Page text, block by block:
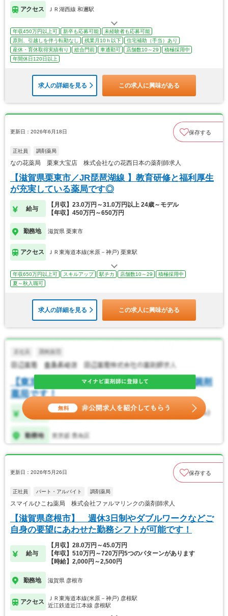
アクセス ＪＲ湖西線 和邇駅
年収450万円以上可 新卒も応募可能
未経験者も応募可能
原則、引越しを伴う転勤なし
残業月10ｈ以下
住宅補助（手当）あり
産休・育休取得実績有り
総合門前 車通勤可 店舗数10～29
積極採用中
年間休日120日以上
求人の詳細を見る この求人に興味がある
更新日：2026年6月18日 保存する
正社員 調剤薬局
なの花薬局 栗東大宝店 株式会社なの花西日本の薬剤師求人
【滋賀県栗東市／JR琵琶湖線 】教育研修と福利厚生
が充実している薬局です◎
給与
【月収】23.0万円～31.0万円以上 24歳～モデル
【年収】450万円～650万円
勤務地 滋賀県 栗東市
アクセス ＪＲ東海道本線(米原－神戸) 栗東駅
年収650万円以上可 スキルアップ 駅チカ 店舗数10～29
積極採用中
夏～秋入職可
求人の詳細を見る この求人に興味がある
更新日：2026年5月26日 保存する
正社員 パート・アルバイト 調剤薬局
スマイルひこね薬局 株式会社ファルマリンクの薬剤師求人
【滋賀県彦根市】 週休3日制やダブルワークなどご
自身の要望にあわせた勤務シフトが可能です！
給与
【月収】28.0万円～45.0万円
【年収】510万円～720万円5つのパターンがあります
【時給】2,000円～2,500円
勤務地 滋賀県 彦根市
アクセス
ＪＲ東海道本線(米原－神戸) 彦根駅
近江鉄道近江本線 彦根駅